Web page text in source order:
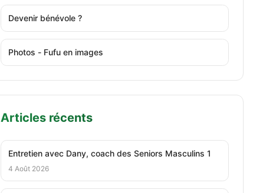
Devenir bénévole ?
Photos - Fufu en images
Articles récents
Entretien avec Dany, coach des Seniors Masculins 1
4 Août 2026